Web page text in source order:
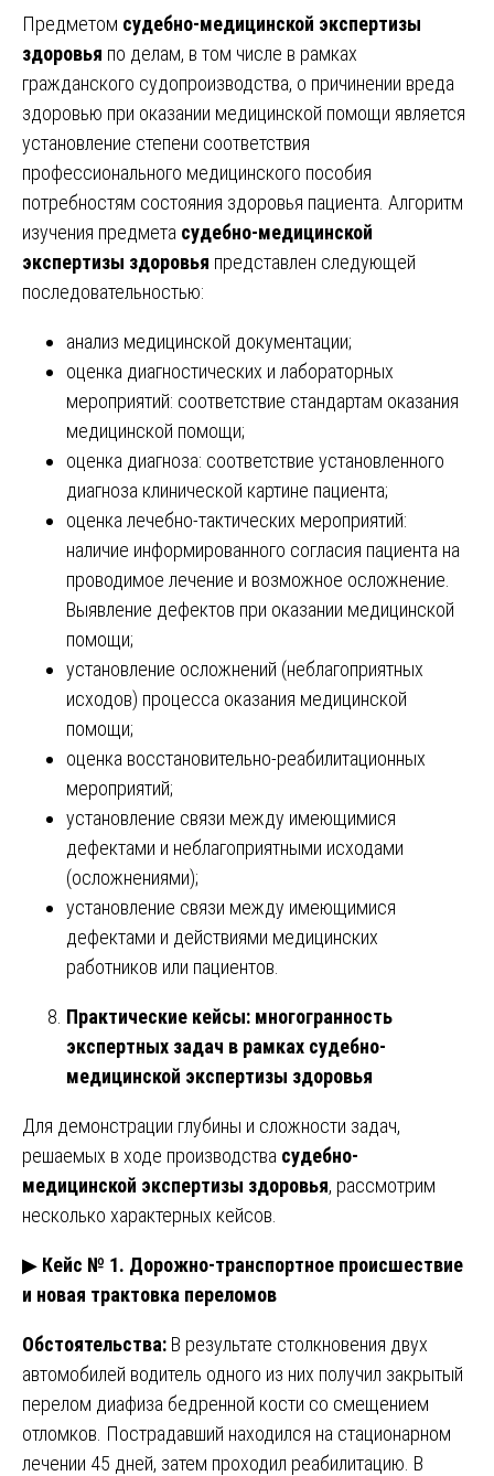
Предметом судебно-медицинской экспертизы
здоровья по делам, в том числе в рамках
гражданского судопроизводства, о причинении вреда
здоровью при оказании медицинской помощи является
установление степени соответствия
профессионального медицинского пособия
потребностям состояния здоровья пациента. Алгоритм
изучения предмета судебно-медицинской
экспертизы здоровья представлен следующей
последовательностью:
анализ медицинской документации;
оценка диагностических и лабораторных
мероприятий: соответствие стандартам оказания
медицинской помощи;
оценка диагноза: соответствие установленного
диагноза клинической картине пациента;
оценка лечебно-тактических мероприятий:
наличие информированного согласия пациента на
проводимое лечение и возможное осложнение.
Выявление дефектов при оказании медицинской
помощи;
установление осложнений (неблагоприятных
исходов) процесса оказания медицинской
помощи;
оценка восстановительно-реабилитационных
мероприятий;
установление связи между имеющимися
дефектами и неблагоприятными исходами
(осложнениями);
установление связи между имеющимися
дефектами и действиями медицинских
работников или пациентов.
Практические кейсы: многогранность
экспертных задач в рамках судебно-
медицинской экспертизы здоровья
Для демонстрации глубины и сложности задач,
решаемых в ходе производства судебно-
медицинской экспертизы здоровья, рассмотрим
несколько характерных кейсов.
▶ Кейс № 1. Дорожно-транспортное происшествие
и новая трактовка переломов
Обстоятельства: В результате столкновения двух
автомобилей водитель одного из них получил закрытый
перелом диафиза бедренной кости со смещением
отломков. Пострадавший находился на стационарном
лечении 45 дней, затем проходил реабилитацию. В